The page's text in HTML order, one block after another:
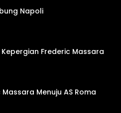
Napoli
Kepergian Frederic Massara
Menuju AS Roma